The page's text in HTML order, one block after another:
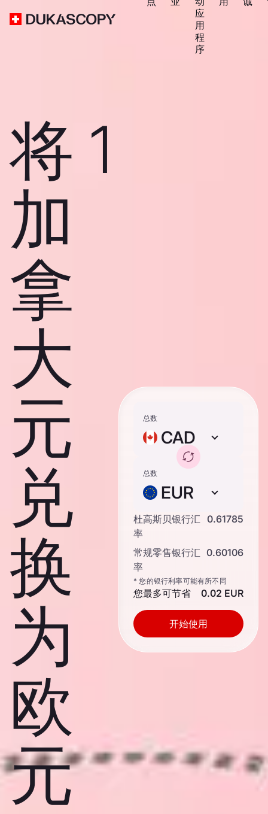
应
用
程
序
将 1
加
拿
大
元
兑
换
为
欧
元
总数
CAD
总数
EUR
杜高斯贝银行汇
率
0.61785
常规零售银行汇
率
0.60106
* 您的银行利率可能有所不同
您最多可节省 0.02 EUR
开始使用